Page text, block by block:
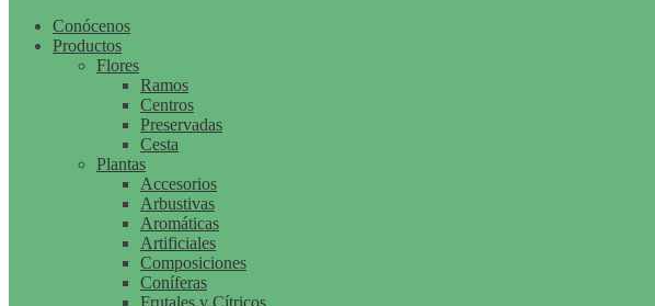
Conócenos
Productos
Flores
Ramos
Centros
Preservadas
Cesta
Plantas
Accesorios
Arbustivas
Aromáticas
Artificiales
Composiciones
Coníferas